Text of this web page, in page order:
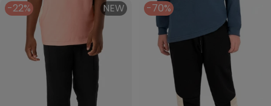
-22% NEW -70%